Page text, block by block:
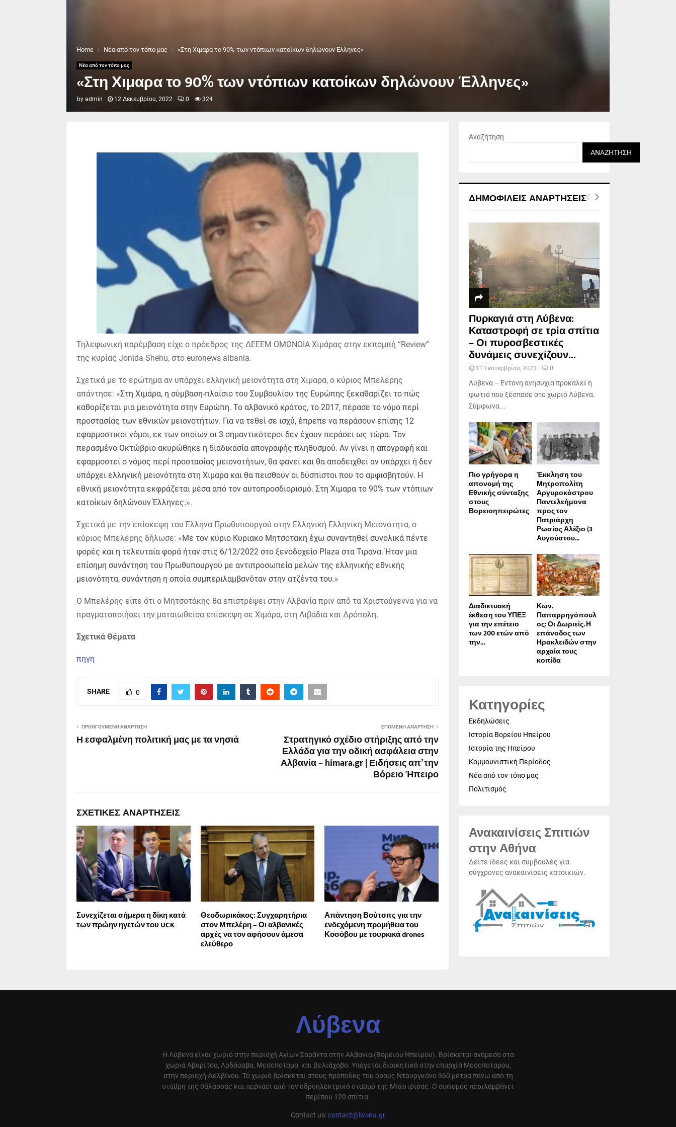
Home Νέα από τον τόπο μας «Στη Χιμαρα το 90% των ντόπιων κατοίκων δηλώνουν Έλληνες»
Νέα από τον τόπο μας
«Στη Χιμαρα το 90% των ντόπιων κατοίκων δηλώνουν Έλληνες»
by admin 12 Δεκεμβρίου, 2022 0 324
Τηλεφωνική παρέμβαση είχε ο πρόεδρος της ΔΕΕΕΜ ΟΜΟΝΟΙΑ Χιμάρας στην εκπομπή “Review”
της κυρίας Jonida Shehu, στο euronews albania.
Σχετικά με το ερώτημα αν υπάρχει ελληνική μειονότητα στη Χιμαρα, ο κύριος Μπελέρης
απάντησε: «Στη Χιμάρα, η σύμβαση-πλαίσιο του Συμβουλίου της Ευρώπης ξεκαθαρίζει το πώς
καθορίζεται μια μειονότητα στην Ευρώπη. Το αλβανικό κράτος, το 2017, πέρασε το νόμο περί
προστασίας των εθνικών μειονοτήτων. Για να τεθεί σε ισχύ, έπρεπε να περάσουν επίσης 12
εφαρμοστικοι νόμοι, εκ των οποίων οι 3 σημαντικότεροι δεν έχουν περάσει ως τώρα. Τον
περασμένο Οκτώβριο ακυρώθηκε η διαδικασία απογραφής πληθυσμού. Αν γίνει η απογραφή και
εφαρμοστεί ο νόμος περί προστασίας μειονοτήτων, θα φανεί και θα αποδειχθεί αν υπάρχει ή δεν
υπάρχει ελληνική μειονότητα στη Χιμαρα και θα πεισθούν οι δύσπιστοι που το αμφισβητούν. Η
εθνική μειονότητα εκφράζεται μέσα από τον αυτοπροσδιορισμό. Στη Χιμαρα το 90% των ντόπιων
κατοίκων δηλώνουν Έλληνες.».
Σχετικά με την επίσκεψη του Έλληνα Πρωθυπουργού στην Ελληνική Ελληνική Μειονότητα, ο
κύριος Μπελέρης δήλωσε: «Με τον κύριο Κυριακο Μητσοτακη έχω συναντηθεί συνολικά πέντε
φορές και η τελευταία φορά ήταν στις 6/12/2022 στο ξενοδοχείο Plaza στα Τιρανα. Ήταν μια
επίσημη συνάντηση του Πρωθυπουργού με αντιπροσωπεία μελών της ελληνικής εθνικής
μειονότητα, συνάντηση η οποία συμπεριλαμβανόταν στην ατζέντα του.»
Ο Μπελέρης είπε ότι ο Μητσοτάκης θα επιστρέψει στην Αλβανία πριν από τα Χριστούγεννα για να
πραγματοποιήσει την ματαιωθείσα επίσκεψη σε Χιμάρα, στη Λιβάδια και Δρόπολη.
Σχετικά Θέματα
πηγη
SHARE 0
ΠΡΟΗΓΟΎΜΕΝΗ ΑΝΆΡΤΗΣΗ
Η εσφαλμένη πολιτική μας με τα νησιά
ΕΠΌΜΕΝΗ ΑΝΆΡΤΗΣΗ
Στρατηγικό σχέδιο στήριξης από την
Ελλάδα για την οδική ασφάλεια στην
Αλβανία – himara.gr | Ειδήσεις απ’ την
Βόρειο Ήπειρο
ΣΧΕΤΙΚΈΣ ΑΝΑΡΤΉΣΕΙΣ
Συνεχίζεται σήμερα η δίκη κατά
των πρώην ηγετών του UCK
Θεοδωρικάκος: Συγχαρητήρια
στον Μπελέρη – Οι αλβανικές
αρχές να τον αφήσουν άμεσα
ελεύθερο
Απάντηση Βούτσιτς για την
ενδεχόμενη προμήθεια του
Κοσόβου με τουρκικά drones
Αναζήτηση
ΑΝΑΖΉΤΗΣΗ
ΔΗΜΟΦΙΛΕΊΣ ΑΝΑΡΤΉΣΕΙΣ
Πυρκαγιά στη Λύβενα:
Καταστροφή σε τρία σπίτια
– Οι πυροσβεστικές
δυνάμεις συνεχίζουν...
11 Σεπτεμβρίου, 2023 0
Λύβενα – Έντονη ανησυχία προκαλεί η
φωτιά που ξέσπασε στο χωριό Λύβενα.
Σύμφωνα...
Πιο γρήγορα η
απονοµή της
Εθνικής σύνταξης
στους
Βορειοηπειρώτες
Έκκληση του
Μητροπολίτη
Αργυροκάστρου
Παντελεήμονα
προς τον
Πατριάρχη
Ρωσίας Αλέξιο (3
Αυγούστου...
Διαδικτυακή
έκθεση του ΥΠΕΞ
για την επέτειο
των 200 ετών από
την...
Κων.
Παπαρρηγόπουλ
ος: Οι Δωριείς. Η
επάνοδος των
Ηρακλειδών στην
αρχαία τους
κοιτίδα
Κατηγορίες
Εκδηλώσεις
Ιστορία Βορείου Ηπείρου
Ιστορία της Ηπείρου
Κομμουνιστική Περίοδος
Νέα από τον τόπο μας
Πολιτισμός
Ανακαινίσεις Σπιτιών
στην Αθήνα
Δείτε ιδέες και συμβουλές για
σύγχρονες ανακαινίσεις κατοικιών.
Λύβενα
Η Λύβενα είναι χωριό στην περιοχή Αγίων Σαράντα στην Αλβανία (Βόρειου Ηπείρου). Βρίσκεται ανάμεσα στα
χωριά Αβαρίτσα, Αρδάσοβα, Μεσοποταμο, και Βελιάχοβο. Υπάγεται διοικητικά στην επαρχία Μεσοποταμου,
στην περιοχή Δελβίνου. Το χωριό βρίσκεται στους πρόποδες του όρους Ντουργκάνο 360 μέτρα πάνω από τη
στάθμη της θάλασσας και περνάει από τον υδροηλεκτρικό σταθμό της Μπίστρισας. Ο οικισμός περιλαμβάνει
περίπου 120 σπίτια.
Contact us:contact@livena.gr